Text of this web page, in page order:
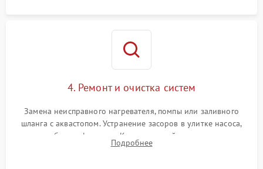
4. Ремонт и очистка систем
Замена неисправного нагревателя, помпы или заливного
шланга с аквастопом. Устранение засоров в улитке насоса,
патрубках и фильтрах. Компонентный ремонт платы
управления, восстановление поврежденной проводки.
Подробнее